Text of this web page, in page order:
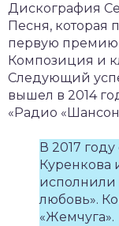
Дискография
Песня, которая
первую премию
Композиция и
Следующий
вышел в 2014
«Радио
В 2017
Куренкова
любовь».
«Жемчуга».